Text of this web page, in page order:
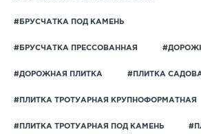
#БРУСЧАТКА ПОД КАМЕНЬ
#БРУСЧАТКА ПРЕССОВАННАЯ
#ДОРОЖНАЯ ПЛИТКА #ПЛИТКА
#ПЛИТКА ТРОТУАРНАЯ КРУПНОФОРМАТНАЯ
#ПЛИТКА ТРОТУАРНАЯ ПОД КАМЕНЬ